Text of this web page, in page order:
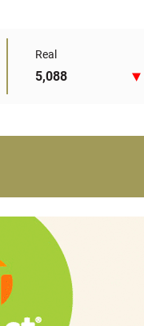
Real
5,088